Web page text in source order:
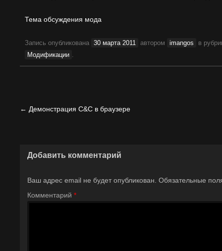
Тема обсуждения мода
Запись опубликована 30 марта 2011 автором imangos
в
Модификации .
Навигация
← Демонстрация C&C в браузере
Добавить комментарий
Ваш адрес email не будет опубликован. Обязательные
Комментарий *